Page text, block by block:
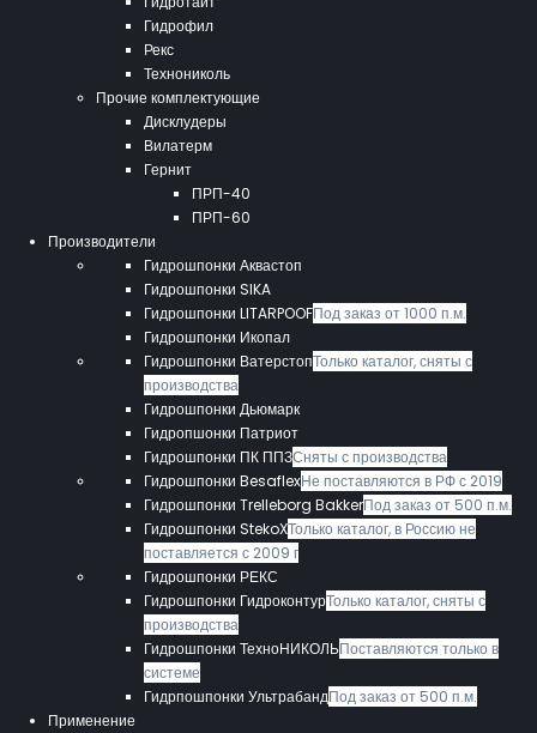
Гидрофил
Рекс
Технониколь
Прочие комплектующие
Дисклудеры
Вилатерм
Гернит
ПРП-40
ПРП-60
Производители
Гидрошпонки Аквастоп
Гидрошпонки SIKA
Гидрошпонки LITARPOOFПод заказ от 1000 п.м.
Гидрошпонки Икопал
Гидрошпонки ВатерстопТолько каталог, сняты с
производства
Гидрошпонки Дьюмарк
Гидропшонки Патриот
Гидрошпонки ПК ППЗСняты с производства
Гидрошпонки BesaflexНе поставляются в РФ с 2019
Гидрошпонки Trelleborg BakkerПод заказ от 500 п.м.
Гидрошпонки StekoXТолько каталог, в Россию не
поставляется с 2009 г
Гидрошпонки РЕКС
Гидрошпонки ГидроконтурТолько каталог, сняты с
производства
Гидрошпонки ТехноНИКОЛЬПоставляются только в
системе
Гидрпошпонки УльтрабандПод заказ от 500 п.м.
Применение